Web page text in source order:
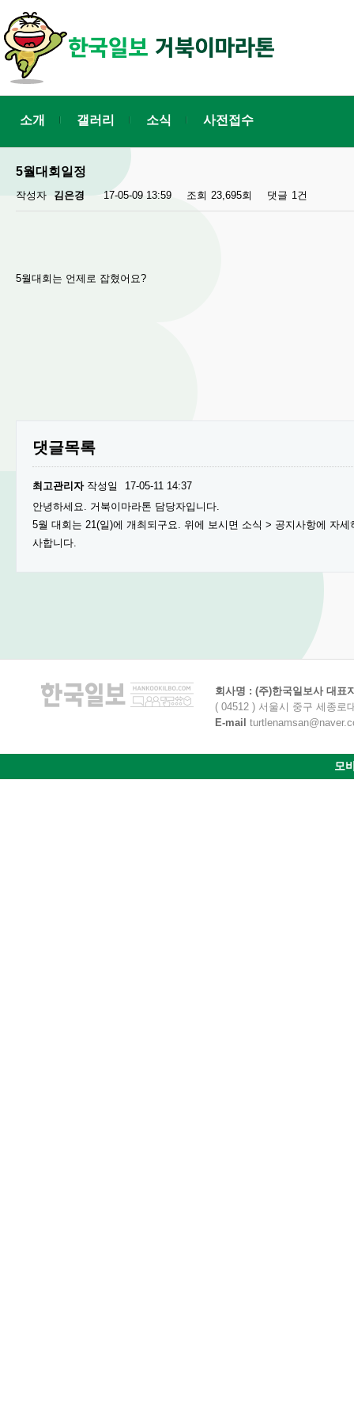
소개 갤러리 소식 사전접수
5월대회일정
작성자 김은경 17-05-09 13:59 조회 23,695회 댓글 1건
5월대회는 언제로 잡혔어요?
댓글목록
최고관리자작성일
17-05-11 14:37
안녕하세요. 거북이마라톤 담당자입니다.
5월 대회는 21(일)에 개최되구요. 위에 보시면 소식 > 공지사항에 자
사합니다.
회사명 : (주)한국일보사 대표
( 04512 ) 서울시 중구 세종로
E-mail
모